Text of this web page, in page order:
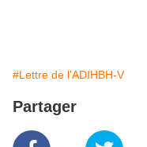
#Lettre de l'ADIHBH-V
Partager